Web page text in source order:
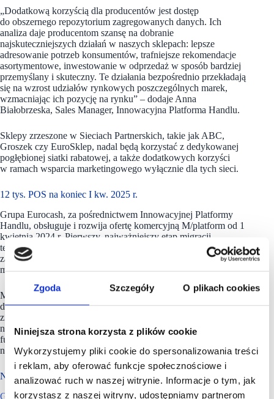
Zgoda Szczegóły O plikach cookies
Niniejsza strona korzysta z plików cookie
Wykorzystujemy pliki cookie do spersonalizowania treści
i reklam, aby oferować funkcje społecznościowe i
analizować ruch w naszej witrynie. Informacje o tym, jak
korzystasz z naszej witryny, udostępniamy partnerom
„Dodatkową korzyścią dla producentów jest dostęp
do obszernego repozytorium zagregowanych danych. Ich
analiza daje producentom szansę na dobranie
najskuteczniejszych działań w naszych sklepach: lepsze
adresowanie potrzeb konsumentów, trafniejsze rekomendacje
asortymentowe, inwestowanie w odprzedaż w sposób bardziej
przemyślany i skuteczny. Te działania bezpośrednio przekładają
się na wzrost udziałów rynkowych poszczególnych marek,
wzmacniając ich pozycję na rynku” – dodaje Anna
Białobrzeska, Sales Manager, Innowacyjna Platforma Handlu.
Sklepy zrzeszone w Sieciach Partnerskich, takie jak ABC,
Groszek czy EuroSklep, nadal będą korzystać z dedykowanej
pogłębionej siatki rabatowej, a także dodatkowych korzyści
w ramach wsparcia marketingowego wyłącznie dla tych sieci.
12 tys. POS na koniec I kw. 2025 r.
Grupa Eurocash, za pośrednictwem Innowacyjnej Platformy
Handlu, obsługuje i rozwija ofertę komercyjną M/platform od 1
kwietnia 2024 r. Pierwszy, najważniejszy etap migracji
technologicznej klientów M/platform na EuroPlatform
zakończył się wraz z końcem 2024 roku, a cały proces
ma potrwać do końca I kw. 2025 roku.
Migracja technologiczna obejmie około 6 tys. sklepów, które
dołączą do obecnych użytkowników EuroPlatform, tworząc
zintegrowaną sieć nawet 12 tys. punktów sprzedaży. Docelowo
narzędzie rozszerzy swój zakres, udostępniając swoje
funkcjonalności dla wszystkich sklepów niezależnych
na polskim rynku.
Największy hurtowy dystrybutor w sektorze FMCG
Grupa Eurocash jest największym polskim hurtowym